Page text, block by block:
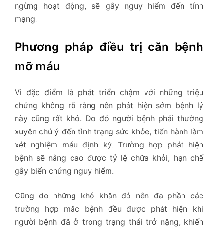
ngừng hoạt động, sẽ gây nguy hiểm đến tính
mạng.
Phương pháp điều trị căn bệnh
mỡ máu
Vì đặc điểm là phát triển chậm với những triệu
chứng không rõ ràng nên phát hiện sớm bệnh lý
này cũng rất khó. Do đó người bệnh phải thường
xuyên chú ý đến tình trạng sức khỏe, tiến hành làm
xét nghiệm máu định kỳ. Trường hợp phát hiện
bệnh sẽ nâng cao được tỷ lệ chữa khỏi, hạn chế
gây biến chứng nguy hiểm.
Cũng do những khó khăn đó nên đa phần các
trường hợp mắc bệnh đều được phát hiện khi
người bệnh đã ở trong trạng thái trở nặng, khiến